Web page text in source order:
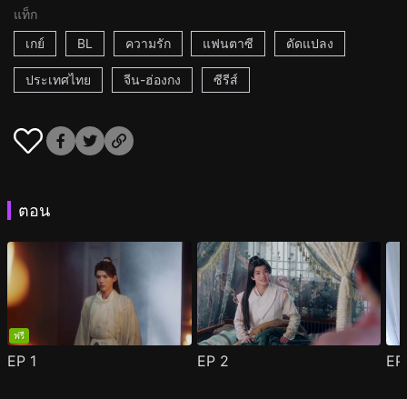
แท็ก
เกย์
BL ความรัก แฟนตาซี ดัดแปลง
ประเทศไทย จีน-ฮ่องกง ซีรีส์
ตอน
ฟรี
EP 1 EP 2